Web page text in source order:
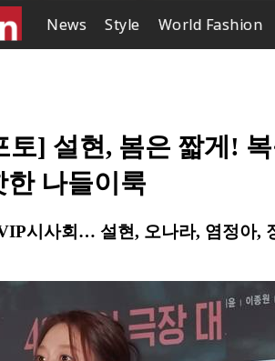
News Style World Fashion
토] 설현, 봄은 짧게!
한 나들이룩
시사회… 설현, 오나라, 염정아,